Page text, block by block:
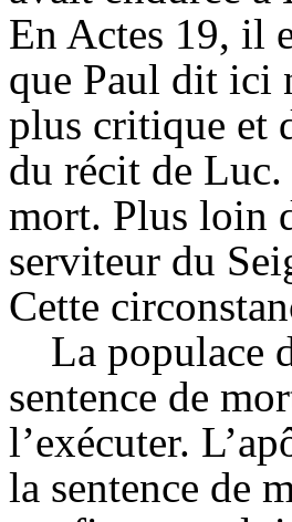
En Actes 19, il
que Paul dit ici
plus critique et
du récit de Luc.
mort. Plus loin
serviteur du
Cette
La populace
sentence de
l’exécuter.
la sentence de